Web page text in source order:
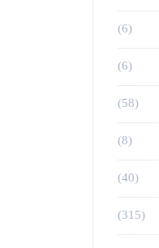
(6)
(6)
(58)
(8)
(40)
(315)